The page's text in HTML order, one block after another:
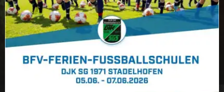
AKTUELLES AUS DEM VEREIN
Alle News und alle aktuellen Spiele in einem Überblick.